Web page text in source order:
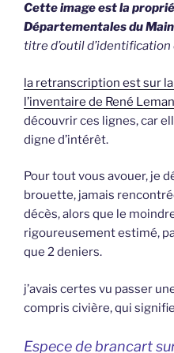
Cette image est la
Départementales du
titre d’outil d’identification
la retranscription est sur
l’inventaire de René
découvrir ces lignes, car
digne d’intérêt.
Pour tout vous avouer, je
brouette, jamais
décès, alors que le
rigoureusement estimé,
que 2 deniers.
j’avais certes vu passer
compris civière, qui
Espece de brancart